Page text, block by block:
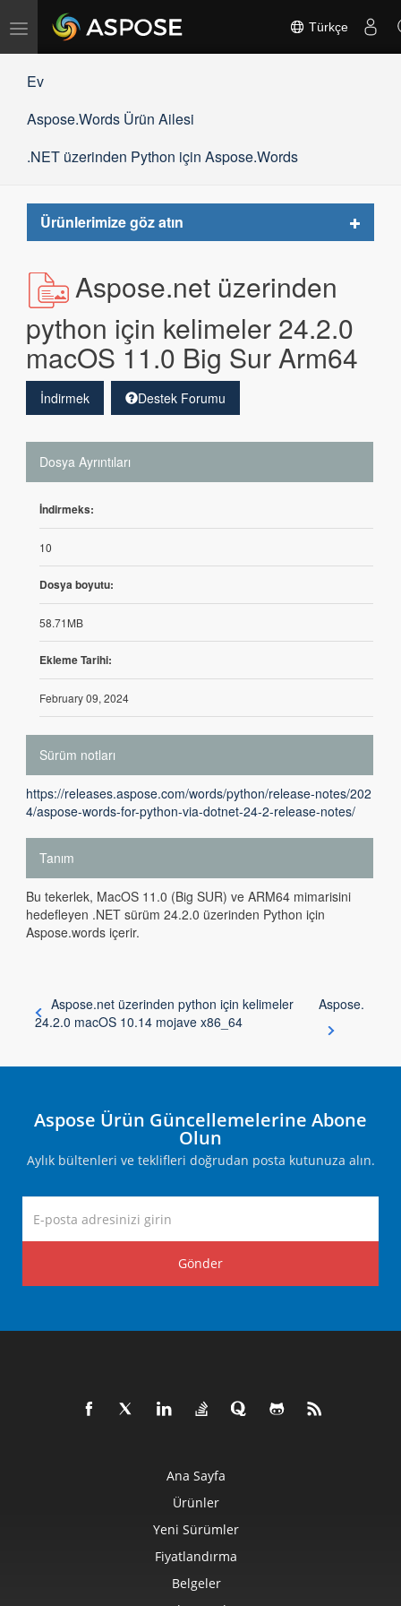
Gezinmeyi
Türkçe
Ev
Aspose.Words Ürün Ailesi
.NET üzerinden Python için Aspose.Words
Ürünlerimize göz atın
Toggle
Aspose.net üzerinden
python için kelimeler 24.2.0
macOS 11.0 Big Sur Arm64
İndirmek Destek Forumu
Dosya Ayrıntıları
İndirmeks:
10
Dosya boyutu:
58.71MB
Ekleme Tarihi:
February 09, 2024
Sürüm notları
https://releases.aspose.com/words/python/release-notes/202
4/aspose-words-for-python-via-dotnet-24-2-release-notes/
Tanım
Bu tekerlek, MacOS 11.0 (Big SUR) ve ARM64 mimarisini
hedefleyen .NET sürüm 24.2.0 üzerinden Python için
Aspose.words içerir.
Aspose.net üzerinden python için kelimeler
24.2.0 macOS 10.14 mojave x86_64
Aspose.
Aspose Ürün Güncellemelerine Abone
Olun
Aylık bültenleri ve teklifleri doğrudan posta kutunuza alın.
Gönder
Ana Sayfa
Ürünler
Yeni Sürümler
Fiyatlandırma
Belgeler